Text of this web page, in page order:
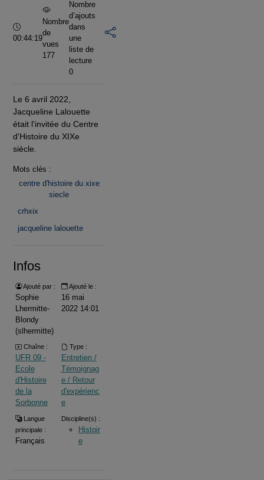
Durée :
00:44:19
Nombre
de
vues
177
Nombre
d’ajouts
dans
une
liste de
lecture
0
Le 6 avril 2022,
Jacqueline Lalouette
était l'invitée du Centre
d'Histoire du XIXe
siècle.
Mots clés :
centre d'histoire du xixe
siecle
crhxix
jacqueline lalouette
Infos
Ajouté par :
Sophie
Lhermitte-
Blondy
(slhermitte)
Ajouté le :
16 mai
2022 14:01
Chaîne :
UFR 09 -
Ecole
d'Histoire
de la
Sorbonne
Type :
Entretien /
Témoignag
e / Retour
d'expérienc
e
Langue
principale :
Français
Discipline(s) :
Histoir
e